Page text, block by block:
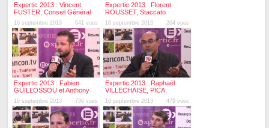
Expertic 2013 : Vincent
FUSTER, Conseil Général
du Doubs
16 septembre 2013 641 vues
Expertic 2013 : Florent
ROUSSET, Staccato
16 septembre 2013 204 vues
Expertic 2013 : Fabien
GUILLOSSOU et Anthony
MAHDJOUB, Orixa Media
16 septembre 2013 736 vues
Expertic 2013 : Raphaël
VILLECHAISE, PICA
16 septembre 2013 479 vues